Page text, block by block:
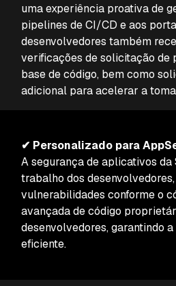
uma experiência proativa de
pipelines de CI/CD e aos
desenvolvedores também
verificações de solicitação de
base de código, bem como
adicional para acelerar a
✔ Personalizado para
A segurança de aplicativos
trabalho dos
vulnerabilidades conforme o
avançada de código
desenvolvedores, garantindo
eficiente.